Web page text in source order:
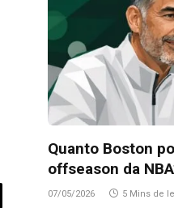
Quanto Boston
offseason da
07/05/2026 5 Mins de